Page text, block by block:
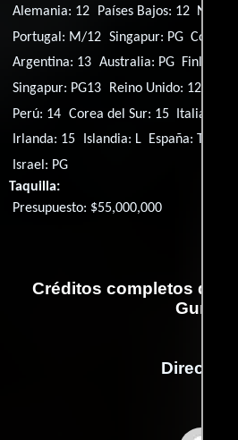
Alemania: 12
Países Bajos: 12 Nueva
Portugal: M/12 Singapur: PG Corea
Argentina: 13 Australia: PG Finlandia:
Singapur: PG13
Reino Unido: 12
Perú: 14 Corea del Sur: 15 Italia: T
Irlanda: 15
Islandia: L España: T
Israel: PG
Taquilla:
Presupuesto: $55,000,000
Créditos completos de la
Gump
Dirección